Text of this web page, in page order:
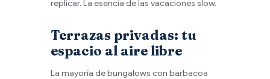
replicar. La esencia de las vacaciones slow.
Terrazas privadas: tu
espacio al aire libre
La mayoría de bungalows con barbacoa